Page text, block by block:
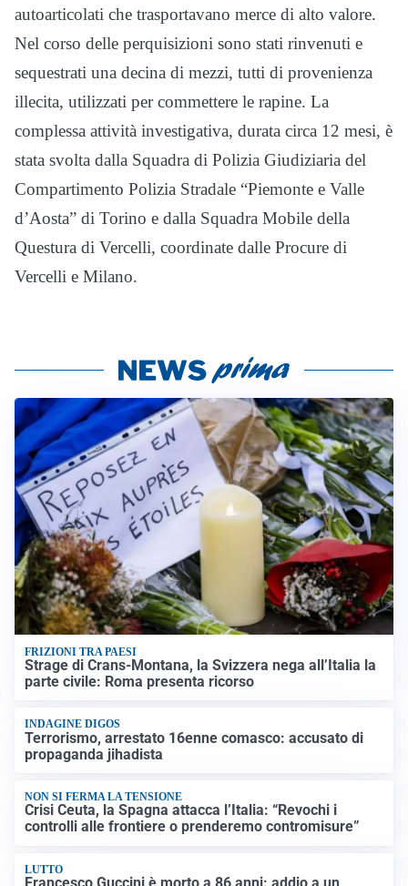
autoarticolati che trasportavano merce di alto valore.
Nel corso delle perquisizioni sono stati rinvenuti e
sequestrati una decina di mezzi, tutti di provenienza
illecita, utilizzati per commettere le rapine. La
complessa attività investigativa, durata circa 12 mesi, è
stata svolta dalla Squadra di Polizia Giudiziaria del
Compartimento Polizia Stradale “Piemonte e Valle
d’Aosta” di Torino e dalla Squadra Mobile della
Questura di Vercelli, coordinate dalle Procure di
Vercelli e Milano.
FRIZIONI TRA PAESI
Strage di Crans-Montana, la Svizzera nega all’Italia la
parte civile: Roma presenta ricorso
INDAGINE DIGOS
Terrorismo, arrestato 16enne comasco: accusato di
propaganda jihadista
NON SI FERMA LA TENSIONE
Crisi Ceuta, la Spagna attacca l’Italia: “Revochi i
controlli alle frontiere o prenderemo contromisure”
LUTTO